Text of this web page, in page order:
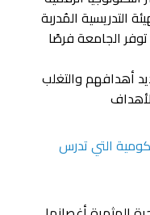
التدريسية المُدربة
الجامعة فرصًا
أهدافهم والتغلب
التي تدرس